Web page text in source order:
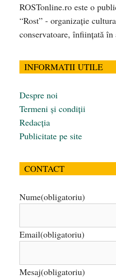
ROSTonline.ro este o
“Rost” - organizaţie
conservatoare, înfiinţată în
INFORMATII UTILE
Despre noi
Termeni și condiții
Redacția
Publicitate pe site
CONTACT
Nume(obligatoriu)
Email(obligatoriu)
Mesaj(obligatoriu)